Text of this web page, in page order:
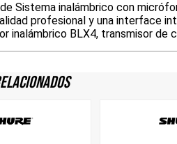
Sistema inalámbrico con
profesional y una interface
inalámbrico BLX4, transmisor de